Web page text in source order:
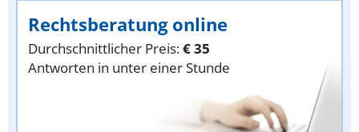
Rechtsberatung online
Durchschnittlicher Preis:€ 35
Antworten in unter einer Stunde